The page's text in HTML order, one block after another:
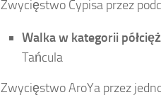
Zwycięstwo Cypisa przez
Walka w kategorii
Tańcula
Zwycięstwo AroYa przez